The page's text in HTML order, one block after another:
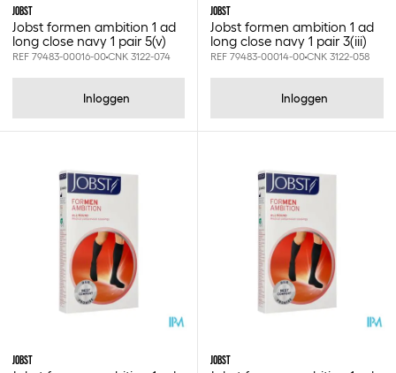
JOBST
Jobst formen ambition 1 ad
long close navy 1 pair 5(v)
REF 79483-00016-00CNK 3122-074
Inloggen
JOBST
Jobst formen ambition 1 ad
long close navy 1 pair 3(iii)
REF 79483-00014-00CNK 3122-058
Inloggen
JOBST JOBST